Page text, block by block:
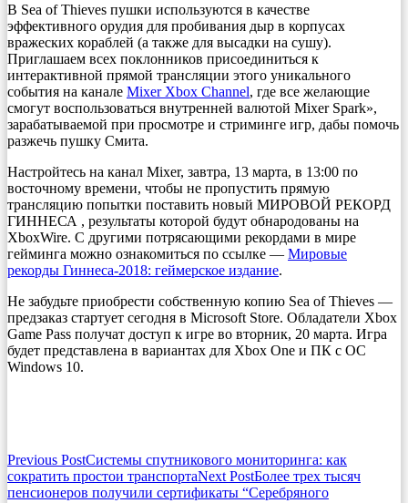
В Sea of Thieves пушки используются в качестве
эффективного орудия для пробивания дыр в корпусах
вражеских кораблей (а также для высадки на сушу).
Приглашаем всех поклонников присоединиться к
интерактивной прямой трансляции этого уникального
события на канале Mixer Xbox Channel, где все желающие
смогут воспользоваться внутренней валютой Mixer Spark»,
зарабатываемой при просмотре и стриминге игр, дабы помочь
разжечь пушку Смита.
Настройтесь на канал Mixer, завтра, 13 марта, в 13:00 по
восточному времени, чтобы не пропустить прямую
трансляцию попытки поставить новый МИРОВОЙ РЕКОРД
ГИННЕСА , результаты которой будут обнародованы на
XboxWire. С другими потрясающими рекордами в мире
гейминга можно ознакомиться по ссылке — Мировые
рекорды Гиннеса-2018: геймерское издание.
Не забудьте приобрести собственную копию Sea of Thieves —
предзаказ стартует сегодня в Microsoft Store. Обладатели Xbox
Game Pass получат доступ к игре во вторник, 20 марта. Игра
будет представлена в вариантах для Xbox One и ПК с ОС
Windows 10.
Post
navigation
Previous PostСистемы спутникового мониторинга: как
сократить простои транспортаNext PostБолее трех тысяч
пенсионеров получили сертификаты “Серебряного